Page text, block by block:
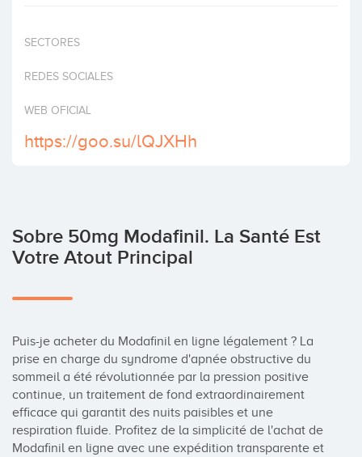
SECTORES
REDES SOCIALES
WEB OFICIAL
https://goo.su/lQJXHh
Sobre 50mg Modafinil. La Santé Est
Votre Atout Principal
Puis-je acheter du Modafinil en ligne légalement ? La
prise en charge du syndrome d'apnée obstructive du
sommeil a été révolutionnée par la pression positive
continue, un traitement de fond extraordinairement
efficace qui garantit des nuits paisibles et une
respiration fluide. Profitez de la simplicité de l'achat de
Modafinil en ligne avec une expédition transparente et